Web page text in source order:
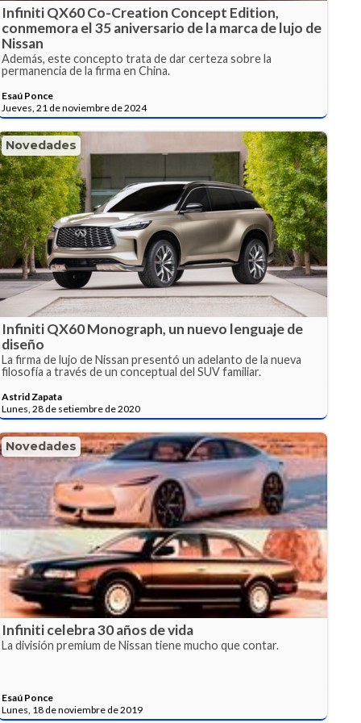
Infiniti QX60 Co-Creation Concept Edition,
conmemora el 35 aniversario de la marca de lujo de
Nissan
Además, este concepto trata de dar certeza sobre la
permanencia de la firma en China.
Esaú Ponce
Jueves, 21 de noviembre de 2024
Novedades
Infiniti QX60 Monograph, un nuevo lenguaje de
diseño
La firma de lujo de Nissan presentó un adelanto de la nueva
filosofía a través de un conceptual del SUV familiar.
Astrid Zapata
Lunes, 28 de setiembre de 2020
Novedades
Infiniti celebra 30 años de vida
La división premium de Nissan tiene mucho que contar.
Esaú Ponce
Lunes, 18 de noviembre de 2019